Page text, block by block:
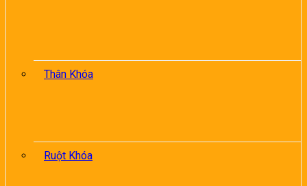
Thân Khóa
Ruột Khóa